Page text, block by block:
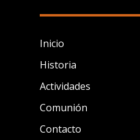
Inicio
Historia
Actividades
Comunión
Contacto